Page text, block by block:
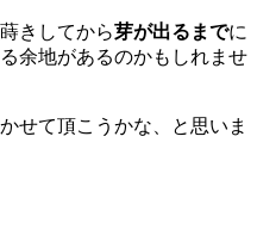
きしてから芽が出るまでに
余地があるのかもしれませ
せて頂こうかな、と思いま